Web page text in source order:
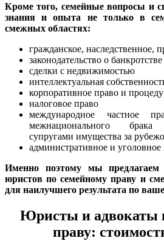
Кроме того, семейные вопросы и
знания и опыта не только в
смежных областях:
гражданское, наследственное,
законодательство о банкротстве
сделки с недвижимостью
интеллектуальная
корпоративное право и
налоговое право
международное частное
межнационального
супругами имущества за
административное и уголовное
Именно поэтому мы
юристов по семейному праву и
для наилучшего результата по
Юристы и адвокаты
праву: